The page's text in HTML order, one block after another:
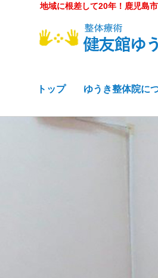
地域に根差して20年！鹿児島
トップ ゆうき整体院に